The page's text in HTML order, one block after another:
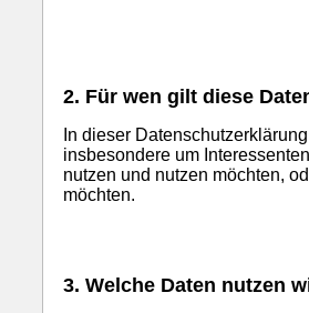
2. Für wen gilt diese
In dieser
insbesondere um
nutzen und nutzen möchten,
möchten.
3. Welche Daten nutzen